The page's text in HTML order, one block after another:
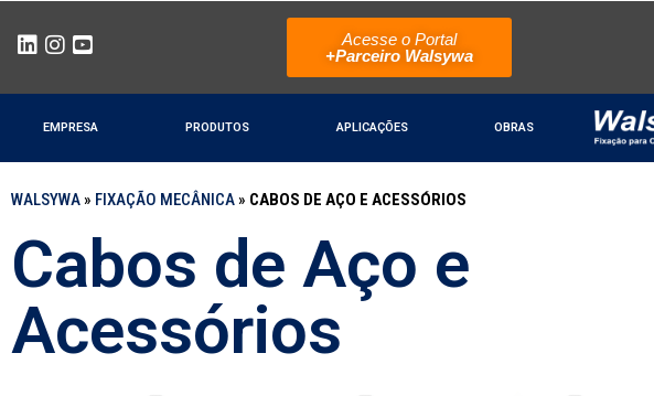
Acesse o Portal
+Parceiro Walsywa
EMPRESA PRODUTOS APLICAÇÕES OBRAS
WALSYWA» FIXAÇÃO MECÂNICA» CABOS DE AÇO E ACESSÓRIOS
Cabos de Aço e
Acessórios